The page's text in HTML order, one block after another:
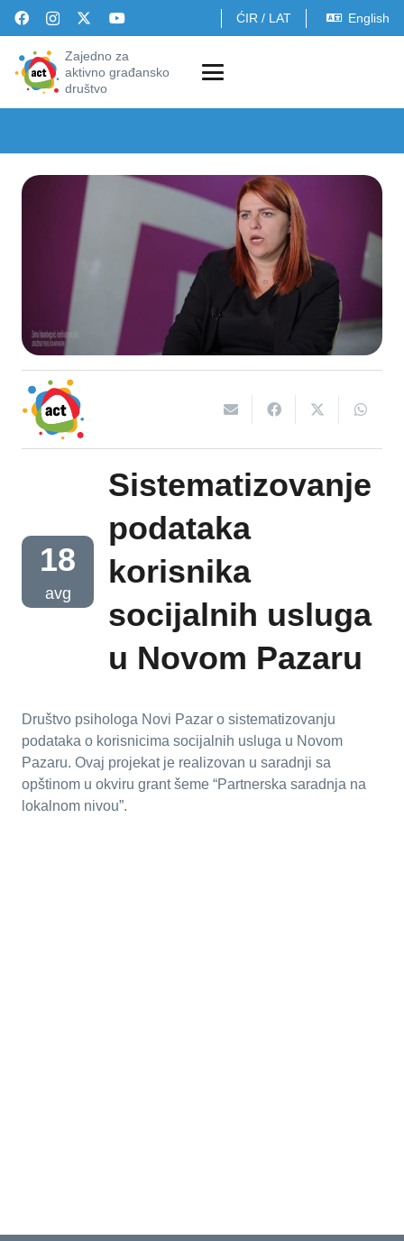
ĆIR / LAT English
Zajedno za
aktivno građansko
društvo
18
avg
Sistematizovanje
podataka
korisnika
socijalnih usluga
u Novom Pazaru
Društvo psihologa Novi Pazar o sistematizovanju
podataka o korisnicima socijalnih usluga u Novom
Pazaru. Ovaj projekat je realizovan u saradnji sa
opštinom u okviru grant šeme “Partnerska saradnja na
lokalnom nivou”.